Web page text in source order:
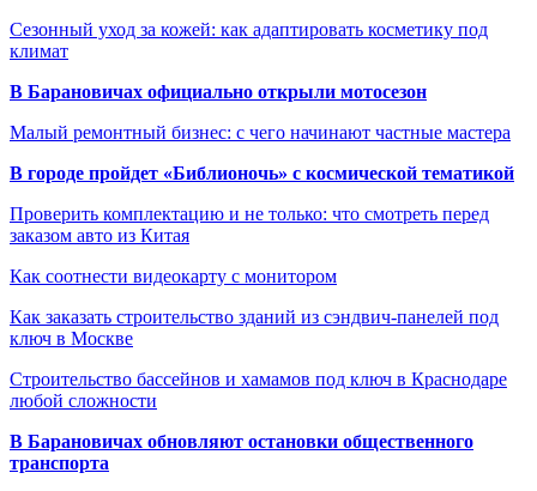
Сезонный уход за кожей: как адаптировать косметику под
климат
В Барановичах официально открыли мотосезон
Малый ремонтный бизнес: с чего начинают частные мастера
В городе пройдет «Библионочь» с космической тематикой
Проверить комплектацию и не только: что смотреть перед
заказом авто из Китая
Как соотнести видеокарту с монитором
Как заказать строительство зданий из сэндвич-панелей под
ключ в Москве
Строительство бассейнов и хамамов под ключ в Краснодаре
любой сложности
В Барановичах обновляют остановки общественного
транспорта